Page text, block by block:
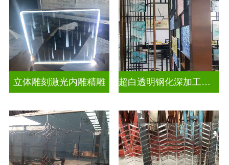
立体雕刻激光内雕精雕 超白透明钢化深加工激光内雕发光艺术玻璃